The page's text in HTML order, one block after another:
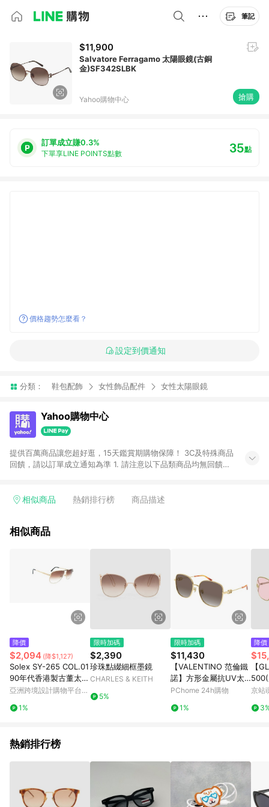
筆記
$11,900
Salvatore Ferragamo 太陽眼鏡(古銅
金)SF342SLBK
Yahoo購物中心 搶購
訂單成立賺0.3%
下單享LINE POINTS點數 35點
價格趨勢怎麼看？
設定到價通知
分類： 鞋包配飾 女性飾品配件 女性太陽眼鏡
Yahoo購物中心
提供百萬商品讓您超好逛，15天鑑賞期購物保障！ 3C及特殊商品
回饋，請以訂單成立通知為準 1. 請注意以下品類商品均無回饋：
電玩/遊戲/相機/單眼/鏡頭/拍立得 [2024/6/1起適用] -內接硬
的購回饋活動享Yahoo超贈點回饋者 - 購物中心商店之商品：商
價券等虛擬貨幣折抵 4. 大宗採購或批發轉賣不具回饋資格： 如
有相關事證認定您為大宗採購、批發轉賣而非最終消費使用者，
相關認定以Yahoo購物中心之認定為準
相似商品 熱銷排行榜 商品描述
相似商品
降價
$2,094 (降$1,127)
Solex SY-265 COL.01
90年代香港製古董太陽
眼鏡
亞洲跨境設計購物平台
1%
限時加碼
$2,390
珍珠點綴細框墨鏡
CHARLES & KEITH
5%
限時加碼
$11,430
【VALENTINO 范倫鐵
諾】方形金屬抗UV太
陽眼鏡(VG0042SK-00
PChome 24h購物
1%
降價
【
A-
京站i
熱銷排行榜